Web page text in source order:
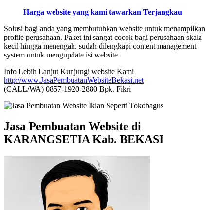
Harga website yang kami tawarkan Terjangkau
Solusi bagi anda yang membutuhkan website untuk menampilkan
profile perusahaan. Paket ini sangat cocok bagi perusahaan skala
kecil hingga menengah. sudah dilengkapi content management
system untuk mengupdate isi website.
Info Lebih Lanjut Kunjungi website Kami
http://www.JasaPembuatanWebsiteBekasi.net
(CALL/WA) 0857-1920-2880 Bpk. Fikri
Jasa Pembuatan Website di
KARANGSETIA Kab. BEKASI